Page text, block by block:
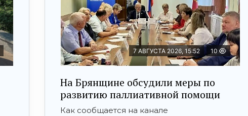
7 АВГУСТА 2026, 15:52 10
На Брянщине обсудили меры по
развитию паллиативной помощи
Как сообщается на канале